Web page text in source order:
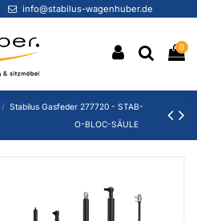
info@stabilus-wagenhuber.de
0
Stabilus Gasfeder 277720 - STAB-
O-BLOC-SÄULE